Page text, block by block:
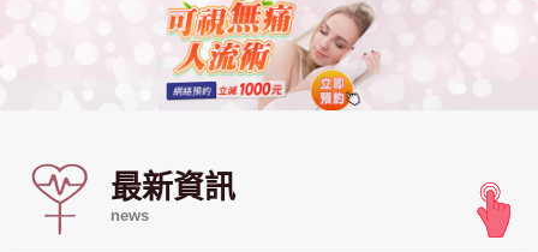
最新資訊
news